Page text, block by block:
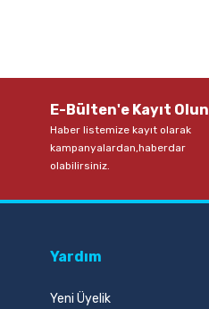
E-Bülten'e Kayıt Olun
Haber listemize kayıt olarak
kampanyalardan,haberdar
olabilirsiniz.
Yardım
Yeni Üyelik